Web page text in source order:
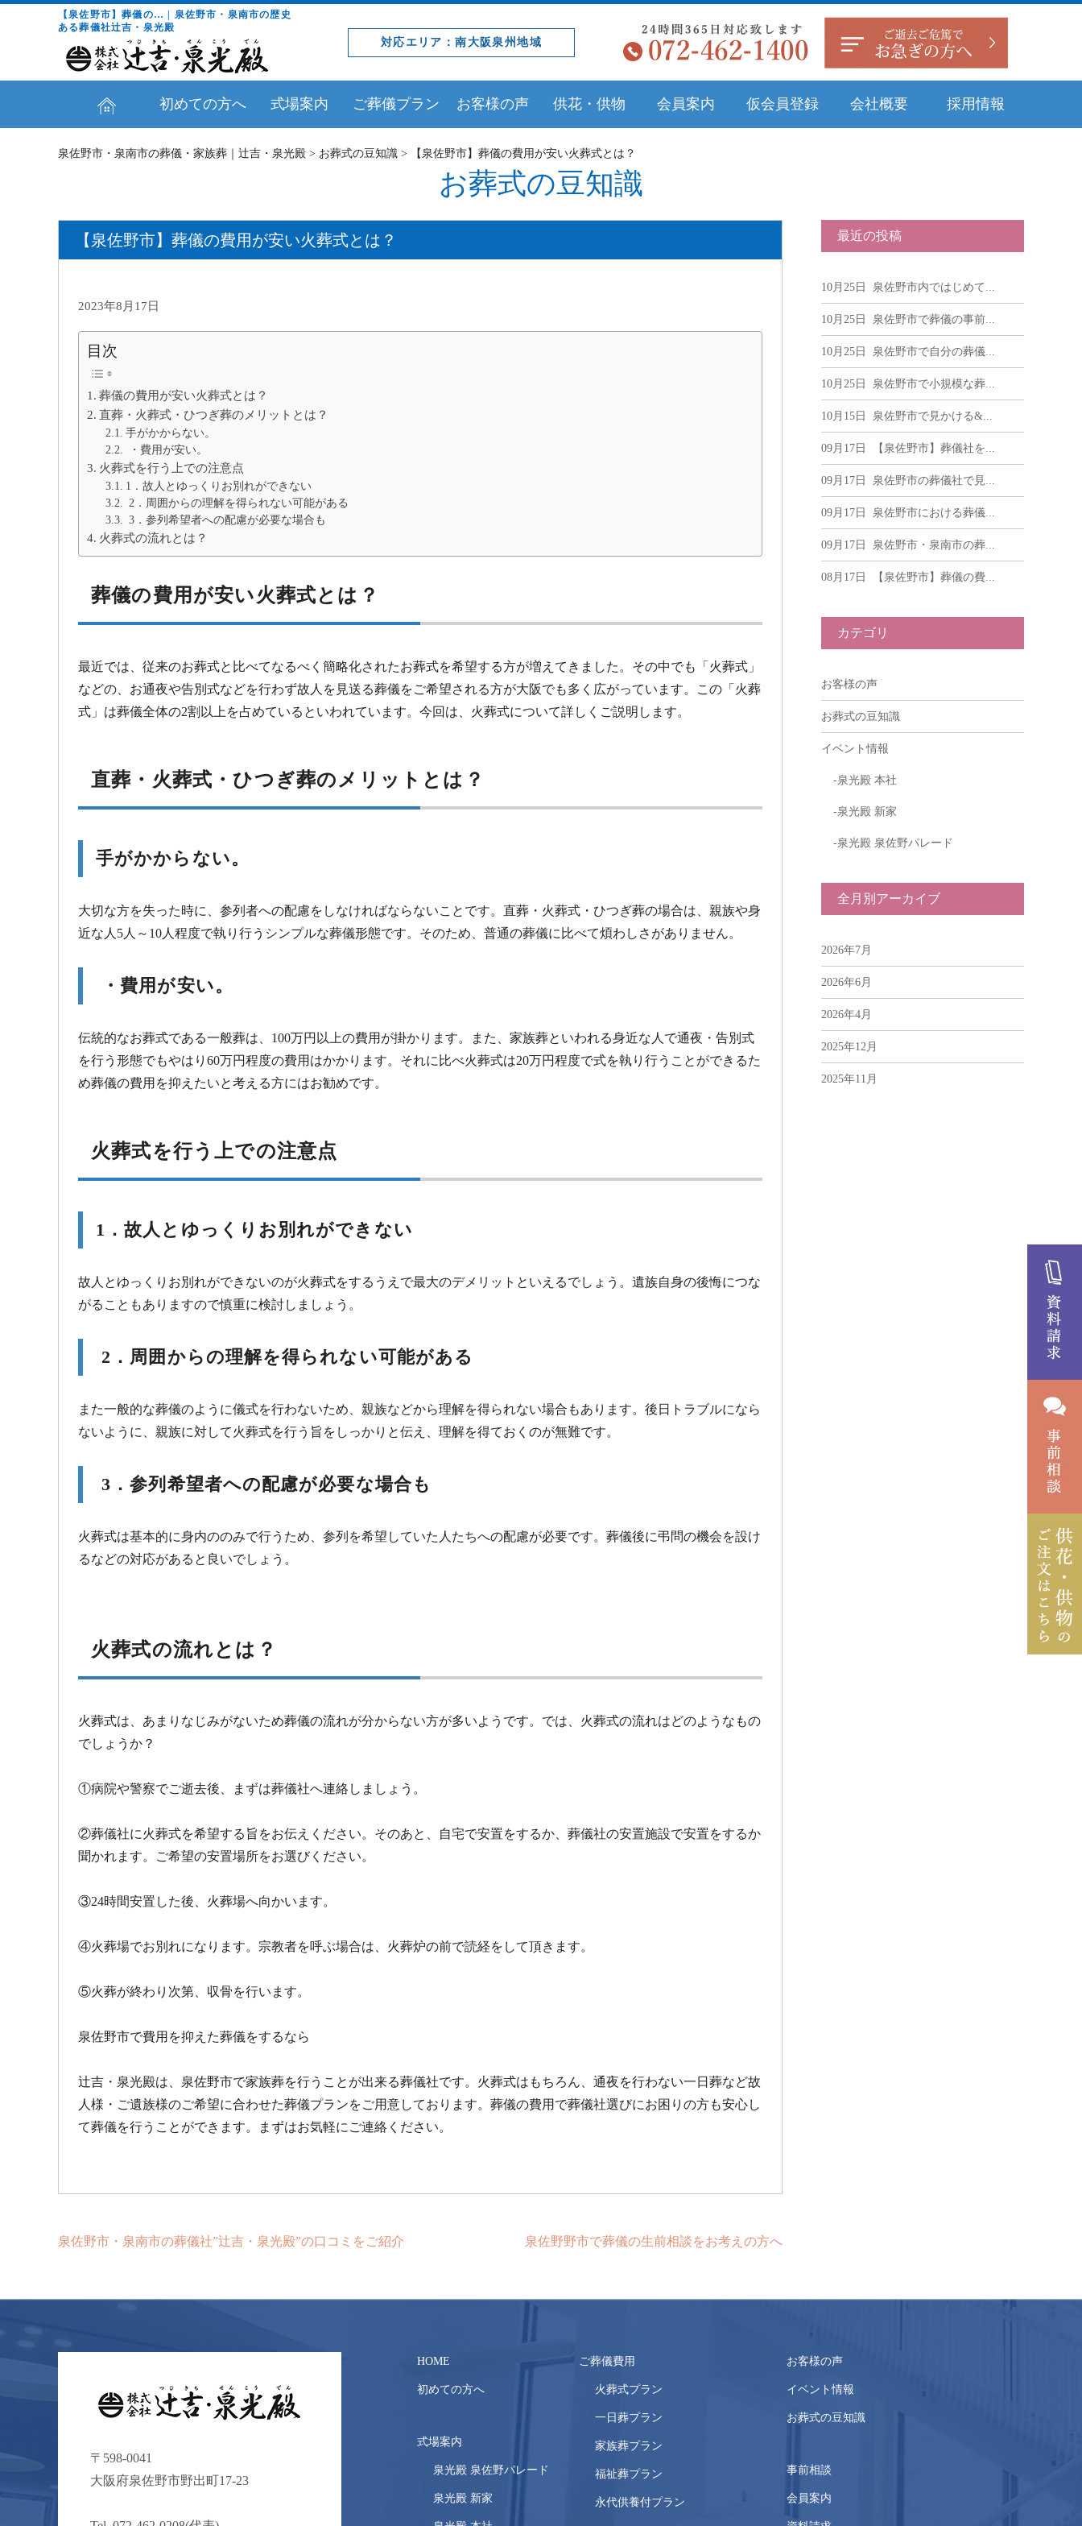
【泉佐野市】葬儀の… | 泉佐野市・泉南市の歴史
ある葬儀社辻吉・泉光殿
対応エリア：南大阪泉州地域
初めての方へ 式場案内 ご葬儀プラン お客様の声 供花・供物 会員案内 仮会員登録 会社概要 採用情報
泉佐野市・泉南市の葬儀・家族葬｜辻吉・泉光殿 > お葬式の豆知識 > 【泉佐野市】葬儀の費用が安い火葬式とは？
お葬式の豆知識
【泉佐野市】葬儀の費用が安い火葬式とは？
2023年8月17日
目次
葬儀の費用が安い火葬式とは？
直葬・火葬式・ひつぎ葬のメリットとは？
手がかからない。
・費用が安い。
火葬式を行う上での注意点
1．故人とゆっくりお別れができない
2．周囲からの理解を得られない可能がある
3．参列希望者への配慮が必要な場合も
火葬式の流れとは？
葬儀の費用が安い火葬式とは？
最近では、従来のお葬式と比べてなるべく簡略化されたお葬式を希望する方が増えてきました。その中でも「火葬式」
などの、お通夜や告別式などを行わず故人を見送る葬儀をご希望される方が大阪でも多く広がっています。この「火葬
式」は葬儀全体の2割以上を占めているといわれています。今回は、火葬式について詳しくご説明します。
直葬・火葬式・ひつぎ葬のメリットとは？
手がかからない。
大切な方を失った時に、参列者への配慮をしなければならないことです。直葬・火葬式・ひつぎ葬の場合は、親族や身
近な人5人～10人程度で執り行うシンプルな葬儀形態です。そのため、普通の葬儀に比べて煩わしさがありません。
・費用が安い。
伝統的なお葬式である一般葬は、100万円以上の費用が掛かります。また、家族葬といわれる身近な人で通夜・告別式
を行う形態でもやはり60万円程度の費用はかかります。それに比べ火葬式は20万円程度で式を執り行うことができるた
め葬儀の費用を抑えたいと考える方にはお勧めです。
火葬式を行う上での注意点
1．故人とゆっくりお別れができない
故人とゆっくりお別れができないのが火葬式をするうえで最大のデメリットといえるでしょう。遺族自身の後悔につな
がることもありますので慎重に検討しましょう。
2．周囲からの理解を得られない可能がある
また一般的な葬儀のように儀式を行わないため、親族などから理解を得られない場合もあります。後日トラブルになら
ないように、親族に対して火葬式を行う旨をしっかりと伝え、理解を得ておくのが無難です。
3．参列希望者への配慮が必要な場合も
火葬式は基本的に身内ののみで行うため、参列を希望していた人たちへの配慮が必要です。葬儀後に弔問の機会を設け
るなどの対応があると良いでしょう。
火葬式の流れとは？
火葬式は、あまりなじみがないため葬儀の流れが分からない方が多いようです。では、火葬式の流れはどのようなもの
でしょうか？
①病院や警察でご逝去後、まずは葬儀社へ連絡しましょう。
②葬儀社に火葬式を希望する旨をお伝えください。そのあと、自宅で安置をするか、葬儀社の安置施設で安置をするか
聞かれます。ご希望の安置場所をお選びください。
③24時間安置した後、火葬場へ向かいます。
④火葬場でお別れになります。宗教者を呼ぶ場合は、火葬炉の前で読経をして頂きます。
⑤火葬が終わり次第、収骨を行います。
泉佐野市で費用を抑えた葬儀をするなら
辻吉・泉光殿は、泉佐野市で家族葬を行うことが出来る葬儀社です。火葬式はもちろん、通夜を行わない一日葬など故
人様・ご遺族様のご希望に合わせた葬儀プランをご用意しております。葬儀の費用で葬儀社選びにお困りの方も安心し
て葬儀を行うことができます。まずはお気軽にご連絡ください。
泉佐野市・泉南市の葬儀社”辻吉・泉光殿”の口コミをご紹介 泉佐野野市で葬儀の生前相談をお考えの方へ
最近の投稿
10月25日 泉佐野市内ではじめて...
10月25日 泉佐野市で葬儀の事前...
10月25日 泉佐野市で自分の葬儀...
10月25日 泉佐野市で小規模な葬...
10月15日 泉佐野市で見かける&...
09月17日 【泉佐野市】葬儀社を...
09月17日 泉佐野市の葬儀社で見...
09月17日 泉佐野市における葬儀...
09月17日 泉佐野市・泉南市の葬...
08月17日 【泉佐野市】葬儀の費...
カテゴリ
お客様の声
お葬式の豆知識
イベント情報
泉光殿 本社
泉光殿 新家
泉光殿 泉佐野パレード
全月別アーカイブ
2026年7月
2026年6月
2026年4月
2025年12月
2025年11月
〒598-0041
⼤阪府泉佐野市野出町17-23
HOME
初めての方へ
式場案内
泉光殿 泉佐野パレード
泉光殿 新家
ご葬儀費用
火葬式プラン
一日葬プラン
家族葬プラン
福祉葬プラン
永代供養付プラン
お客様の声
イベント情報
お葬式の豆知識
事前相談
会員案内